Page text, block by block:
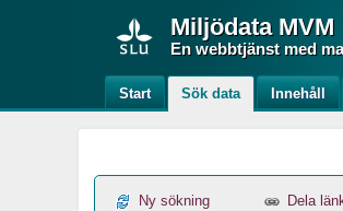
Miljödata MVM
En webbtjänst med
Start Sök data Innehåll
Ny sökning Dela